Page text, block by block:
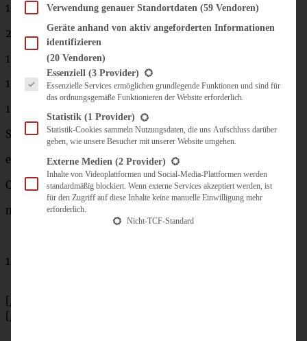
1 Flasche stückige Tomaten (ich nehme Mutti)
2
Dosen Kidneybohnen
1
kleine Dose Mais
1/2
TL
Kreuzkümmel
1 TL
Salz und Pfeffer
etwas
Cayenne Pfeffer (Vorsicht scharf!) nach Belieben
nach Belieben etwas Zimt
1
[/tab]
[/tabs]
Verwendung genauer Standortdaten (59 Vendoren)
Geräte anhand von aktiv angeforderten Informationen
identifizieren
(20 Vendoren)
Es folgt eine Liste der Service-Gruppen, für die eine Einwilligung erteilt werden
Essenziell (3 Provider)
Essenzielle Services ermöglichen grundlegende Funktionen und sind für
das ordnungsgemäße Funktionieren der Website erforderlich.
Statistik (1 Provider)
Statistik-Cookies sammeln Nutzungsdaten, die uns Aufschluss darüber
geben, wie unsere Besucher mit unserer Website umgehen.
Externe Medien (2 Provider)
Inhalte von Videoplattformen und Social-Media-Plattformen werden
standardmäßig blockiert. Wenn externe Services akzeptiert werden, ist
für den Zugriff auf diese Inhalte keine manuelle Einwilligung mehr
erforderlich.
Nicht-TCF-Standard